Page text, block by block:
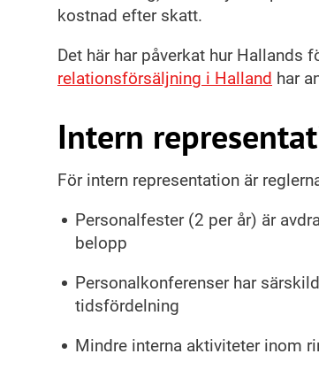
kostnad efter skatt.
Det här har påverkat hur Hallands
relationsförsäljning i Halland har
Intern
För intern representation är
Personalfester (2 per år) är
belopp
Personalkonferenser har
tidsfördelning
Mindre interna aktiviteter inom